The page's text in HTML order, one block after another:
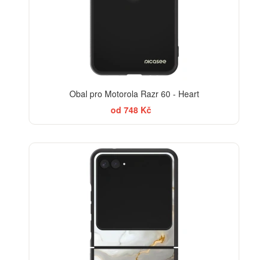
Obal pro Motorola Razr 60 - Heart
od 748 Kč